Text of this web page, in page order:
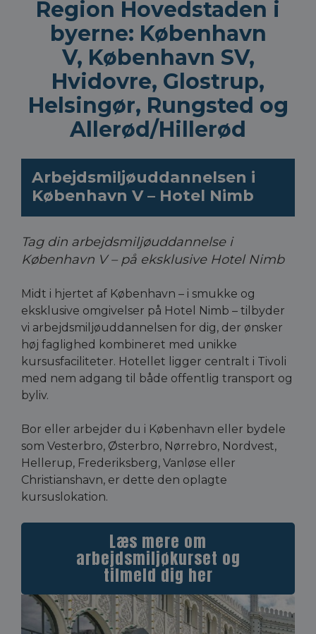
Region Hovedstaden i
byerne: København
V, København SV,
Hvidovre, Glostrup,
Helsingør, Rungsted og
Allerød/Hillerød
Arbejdsmiljøuddannelsen i
København V – Hotel Nimb
Tag din arbejdsmiljøuddannelse i
København V – på eksklusive Hotel Nimb
Midt i hjertet af København – i smukke og
eksklusive omgivelser på Hotel Nimb – tilbyder
vi arbejdsmiljøuddannelsen for dig, der ønsker
høj faglighed kombineret med unikke
kursusfaciliteter. Hotellet ligger centralt i Tivoli
med nem adgang til både offentlig transport og
byliv.
Bor eller arbejder du i København eller bydele
som Vesterbro, Østerbro, Nørrebro, Nordvest,
Hellerup, Frederiksberg, Vanløse eller
Christianshavn, er dette den oplagte
kursuslokation.
Læs mere om
arbejdsmiljøkurset og
tilmeld dig her